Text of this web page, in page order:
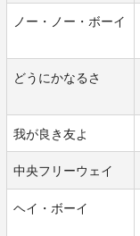
ノー・ノー・ボーイ
どうにかなるさ
我が良き友よ
中央フリーウェイ
ヘイ・ボーイ